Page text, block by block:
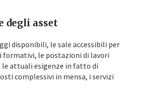
degli asset
disponibili, le sale accessibili per
formativi, le postazioni di lavori
attuali esigenze in fatto di
complessivi in mensa, i servizi